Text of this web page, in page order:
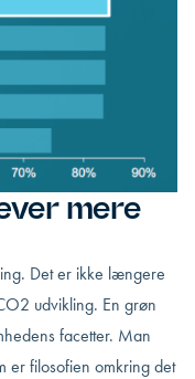
mere
Det er ikke længere
udvikling. En grøn
facetter. Man
er filosofien omkring det